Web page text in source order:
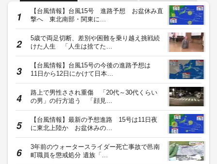
【台風情報】台風15号 進路予想 お盆休み直
撃へ 東北南部・関東に…
5歳で両足切断、差別や困難を乗り越え挑戦続
けた人生 「人生は捨てた…
【台風情報】台風15号の今後の進路予想は
11日から12日にかけて日本…
路上で男性さされ重傷 「20代～30代くらい
の男」の行方追う 「顔見…
【台風情報】最新の予想進路 15号は11日夜
に東北上陸か お盆休みの…
3年前のウォータースライダー死亡事故で邑南
町職員を懲戒処分 遺族「…